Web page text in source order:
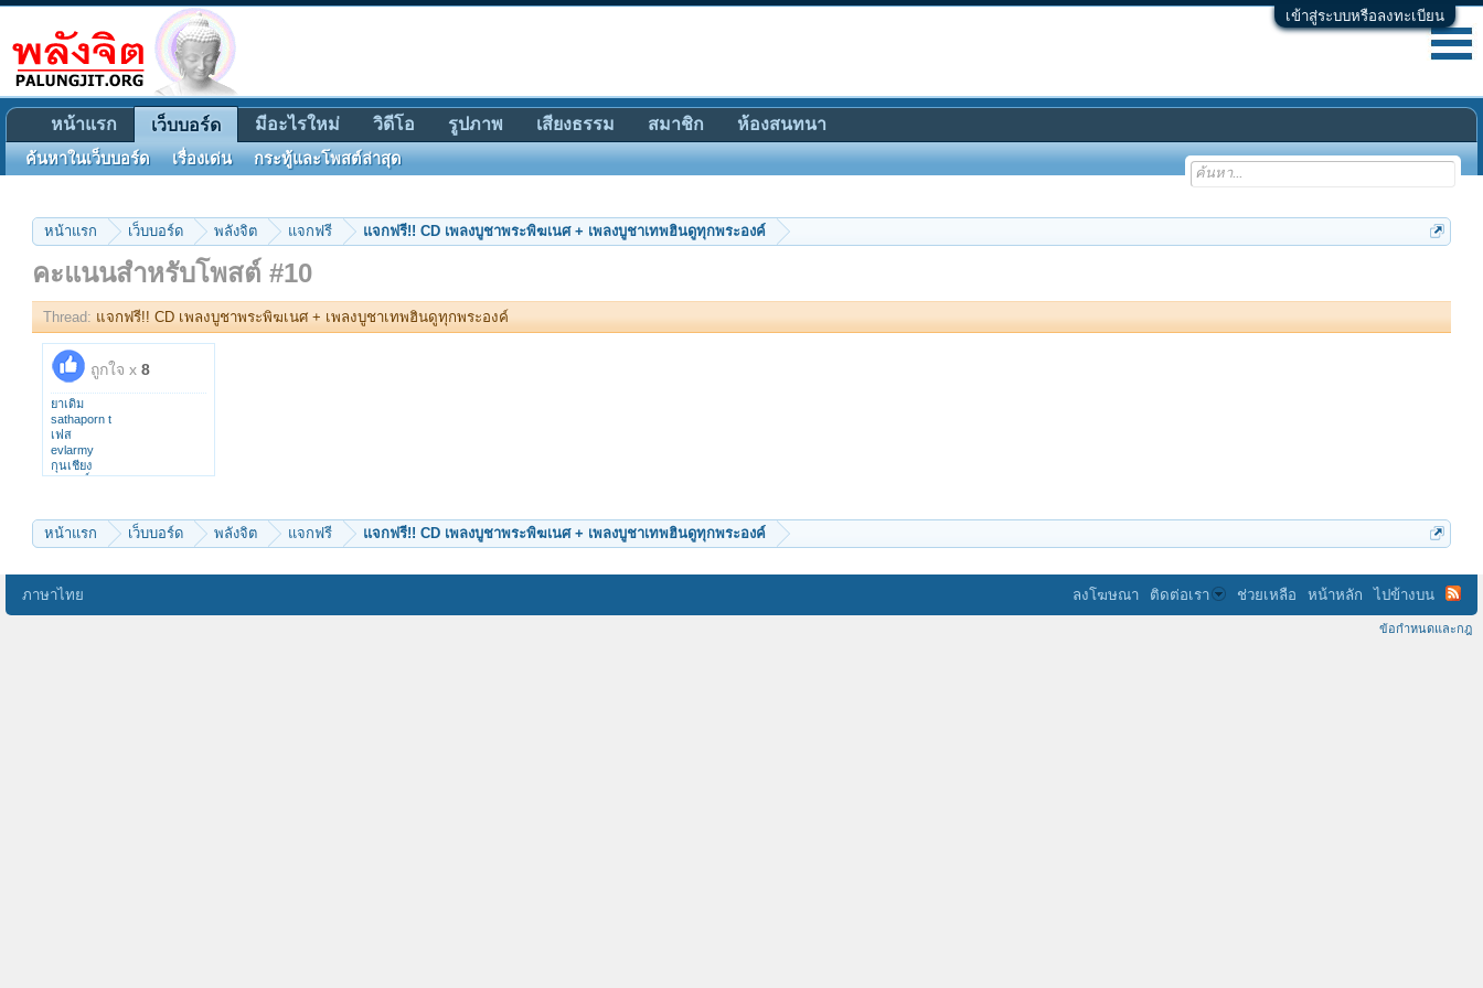
เข้าสู่ระบบหรือลงทะเบียน
หน้าแรก เว็บบอร์ด พลังจิต แจกฟรี แจกฟรี!! CD เพลงบูชาพระพิฆเนศ + เพลงบูชาเทพฮินดูทุกพระองค์
คะแนนสำหรับโพสต์ #10
Thread: แจกฟรี!! CD เพลงบูชาพระพิฆเนศ + เพลงบูชาเทพฮินดูทุกพระองค์
ถูกใจ x 8
ยาเดิม
sathaporn t
เฟส
evlarmy
กุนเชียง
ชลรัศมิ์
หน้าแรก เว็บบอร์ด พลังจิต แจกฟรี แจกฟรี!! CD เพลงบูชาพระพิฆเนศ + เพลงบูชาเทพฮินดูทุกพระองค์
หน้าแรก เว็บบอร์ด
ค้นหาในเว็บบอร์ด เรื่องเด่น กระทู้และโพสต์ล่าสุด
มีอะไรใหม่ วิดีโอ รูปภาพ เสียงธรรม สมาชิก ห้องสนทนา
ภาษาไทย ลงโฆษณา ติดต่อเรา ช่วยเหลือ หน้าหลัก ไปข้างบน
ข้อกำหนดและกฎ